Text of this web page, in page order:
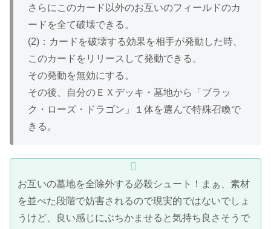
さらにこのカード以外のお互いのフィールドのカ
ードを全て破壊できる。
(2)：カードを破壊する効果を相手が発動した時、
このカードをリリースして発動できる。
その発動を無効にする。
その後、自分のＥＸデッキ・墓地から「ブラッ
ク・ローズ・ドラゴン」１体を選んで特殊召喚で
きる。
お互いの墓地を全除外する必殺シュート！まぁ、素材
を並べた段階で妨害されるので現実的ではないでしょ
うけど、良い感じにぶちかませると気持ち良さそうで